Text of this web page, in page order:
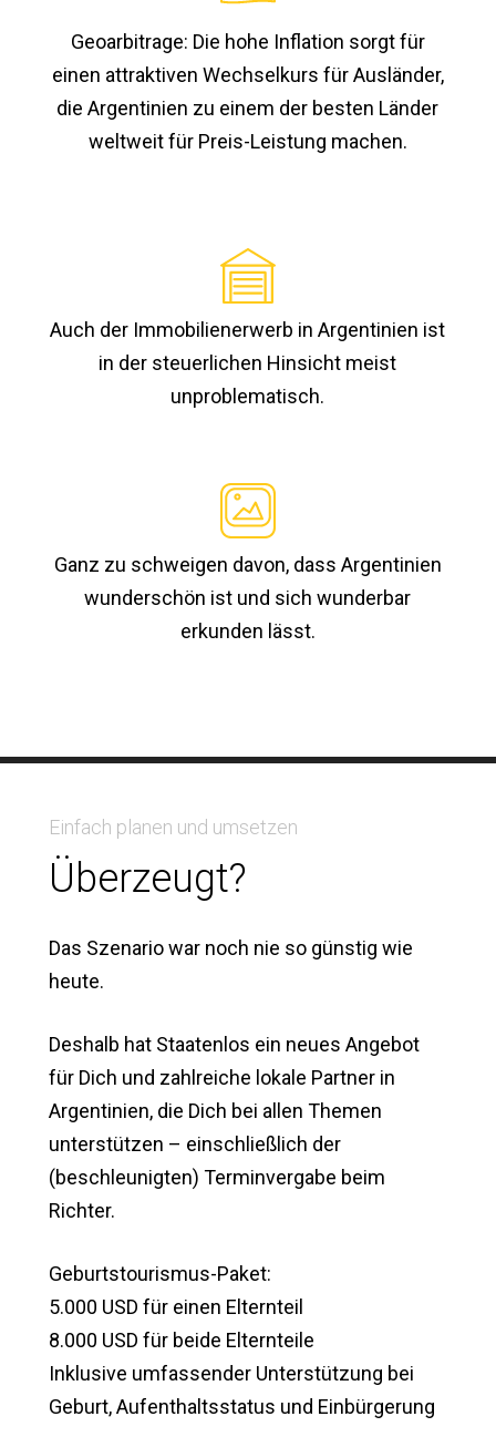
Geoarbitrage: Die hohe Inflation sorgt für
einen attraktiven Wechselkurs für Ausländer,
die Argentinien zu einem der besten Länder
weltweit für Preis-Leistung machen.
Auch der Immobilienerwerb in Argentinien ist
in der steuerlichen Hinsicht meist
unproblematisch.
Ganz zu schweigen davon, dass Argentinien
wunderschön ist und sich wunderbar
erkunden lässt.
Einfach planen und umsetzen
Überzeugt?
Das Szenario war noch nie so günstig wie
heute.
Deshalb hat Staatenlos ein neues Angebot
für Dich und zahlreiche lokale Partner in
Argentinien, die Dich bei allen Themen
unterstützen – einschließlich der
(beschleunigten) Terminvergabe beim
Richter.
Geburtstourismus-Paket:
5.000 USD für einen Elternteil
8.000 USD für beide Elternteile
Inklusive umfassender Unterstützung bei
Geburt, Aufenthaltsstatus und Einbürgerung